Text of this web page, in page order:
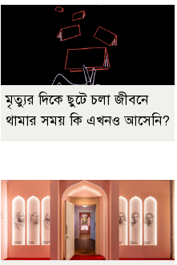
মৃত্যুর দিকে ছুটে চলা জীবনে
থামার সময় কি এখনও আসেনি?